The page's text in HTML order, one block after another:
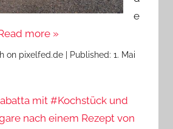
e
more »
on pixelfed.de | Published:1. Mai
mit #Kochstück und
nach einem Rezept von